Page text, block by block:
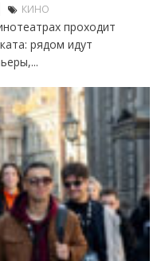
КИНО
проходит
рядом идут